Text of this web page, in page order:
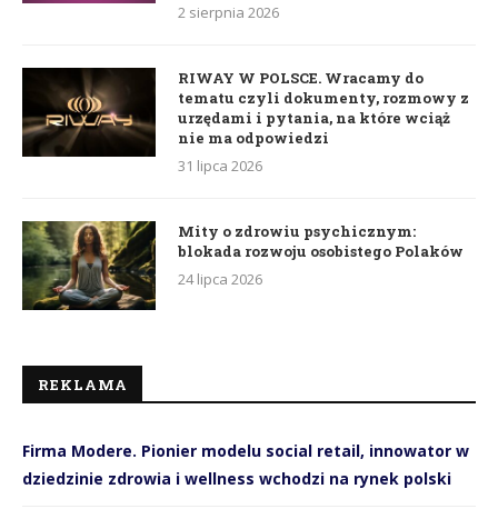
2 sierpnia 2026
RIWAY W POLSCE. Wracamy do
tematu czyli dokumenty, rozmowy z
urzędami i pytania, na które wciąż
nie ma odpowiedzi
31 lipca 2026
Mity o zdrowiu psychicznym:
blokada rozwoju osobistego Polaków
24 lipca 2026
REKLAMA
Firma Modere. Pionier modelu social retail, innowator w
dziedzinie zdrowia i wellness wchodzi na rynek polski